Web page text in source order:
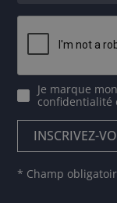
Je marque
confidentialité
* Champ